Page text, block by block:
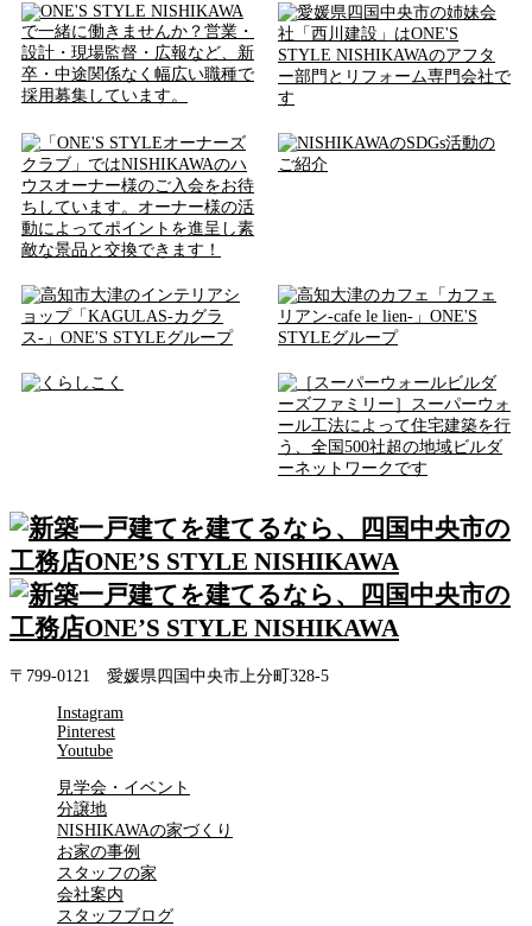
〒799-0121 愛媛県四国中央市上分町328-5
Instagram
Pinterest
Youtube
見学会・イベント
分譲地
NISHIKAWAの家づくり
お家の事例
スタッフの家
会社案内
スタッフブログ